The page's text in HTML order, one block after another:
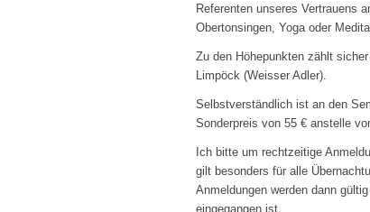
Referenten unseres Vertrauens
Obertonsingen, Yoga oder
Zu den Höhepunkten zählt
Limpöck (Weisser Adler).
Selbstverständlich ist an den
Sonderpreis von 55 € anstelle
Ich bitte um rechtzeitige
gilt besonders für alle
Anmeldungen werden dann
eingegangen ist.